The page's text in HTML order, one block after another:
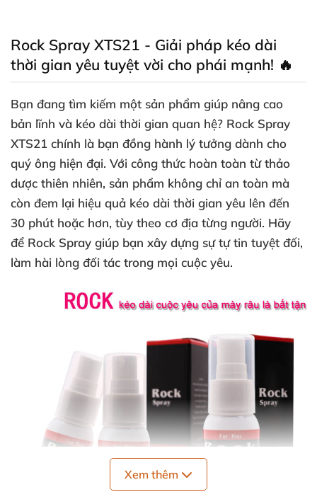
Rock Spray XTS21 - Giải pháp kéo dài
thời gian yêu tuyệt vời cho phái mạnh! 🔥
Bạn đang tìm kiếm một sản phẩm giúp nâng cao
bản lĩnh và kéo dài thời gian quan hệ? Rock Spray
XTS21 chính là bạn đồng hành lý tưởng dành cho
quý ông hiện đại. Với công thức hoàn toàn từ thảo
dược thiên nhiên, sản phẩm không chỉ an toàn mà
còn đem lại hiệu quả kéo dài thời gian yêu lên đến
30 phút hoặc hơn, tùy theo cơ địa từng người. Hãy
để Rock Spray giúp bạn xây dựng sự tự tin tuyệt đối,
làm hài lòng đối tác trong mọi cuộc yêu.
Xem thêm